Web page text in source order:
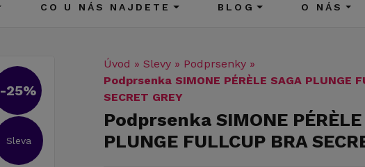
CO U NÁS NAJDETE BLOG O NÁS
-25%
Sleva
Úvod » Slevy » Podprsenky »
Podprsenka SIMONE PÉRÈLE SAGA PLUNGE
SECRET GREY
Podprsenka SIMONE PÉRÈLE
PLUNGE FULLCUP BRA